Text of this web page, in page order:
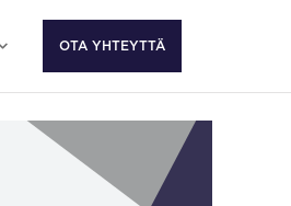
OTA YHTEYTTÄ